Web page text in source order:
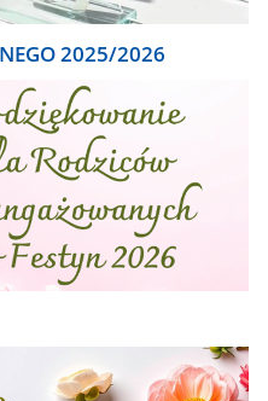
2025/2026